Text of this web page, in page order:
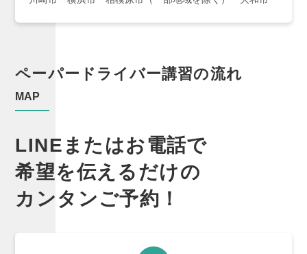
ペーパー ドライバー講習の流れ
MAP
LINEまたはお電話で
希望を伝えるだけの
カンタンご予約！